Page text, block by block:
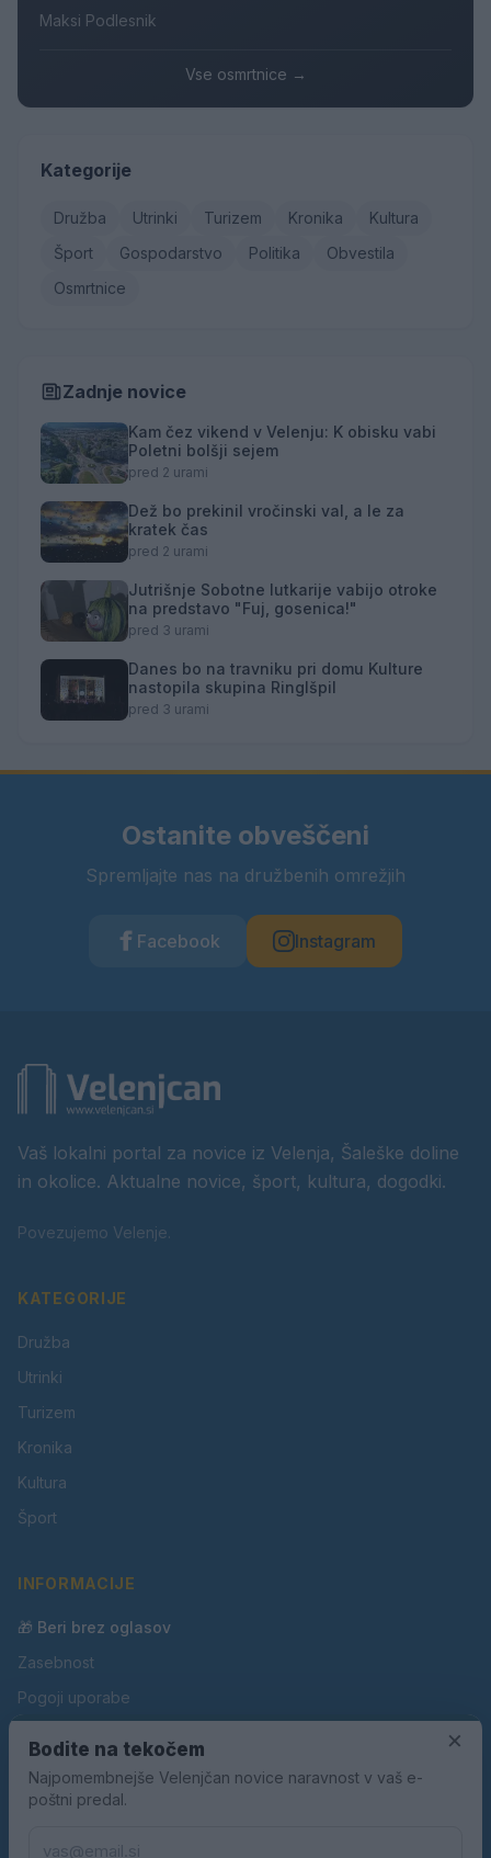
Maksi Podlesnik
Vse osmrtnice →
Kategorije
Družba Utrinki Turizem Kronika
Kultura
Šport
Gospodarstvo Politika
Obvestila
Osmrtnice
Zadnje novice
Kam čez vikend v Velenju: K obisku vabi
Poletni bolšji sejem
pred 2 urami
Dež bo prekinil vročinski val, a le za
kratek čas
pred 2 urami
Jutrišnje Sobotne lutkarije vabijo otroke
na predstavo "Fuj, gosenica!"
pred 3 urami
Danes bo na travniku pri domu Kulture
nastopila skupina Ringlšpil
pred 3 urami
Ostanite obveščeni
Spremljajte nas na družbenih omrežjih
Facebook Instagram
Vaš lokalni portal za novice iz Velenja, Šaleške doline
in okolice. Aktualne novice, šport, kultura, dogodki.
Povezujemo Velenje.
KATEGORIJE
Družba
Utrinki
Turizem
Kronika
Kultura
Šport
INFORMACIJE
🎁 Beri brez oglasov
Zasebnost
Pogoji uporabe
Oglaševanje
Kontakt
×
Bodite na tekočem
Najpomembnejše Velenjčan novice naravnost v vaš e-
poštni predal.